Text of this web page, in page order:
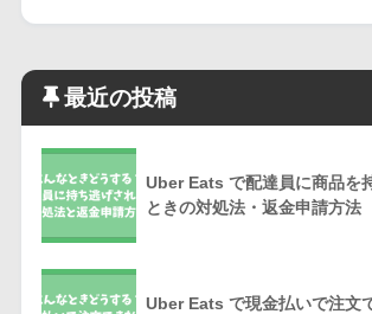
最近の投稿
Uber Eats で配達員に商品を
ときの対処法・返金申請方法
Uber Eats で現金払いで注文